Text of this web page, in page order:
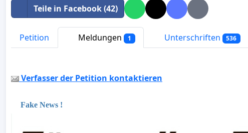
Teile in Facebook (42)
Petition Meldungen 1 Unterschriften 536
Verfasser der Petition kontaktieren
Fake News !